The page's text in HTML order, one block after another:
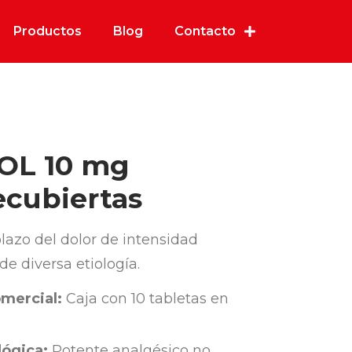
Productos Blog Contacto
10 mg
del dolor de intensidad
diversa etiología.
Caja con 10 tabletas en